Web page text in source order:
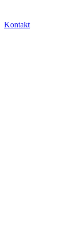
Kontakt